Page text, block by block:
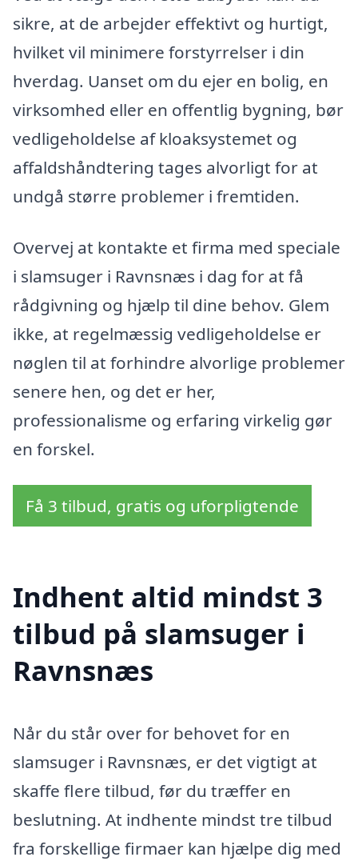
sikre, at de arbejder effektivt og hurtigt,
hvilket vil minimere forstyrrelser i din
hverdag. Uanset om du ejer en bolig, en
virksomhed eller en offentlig bygning, bør
vedligeholdelse af kloaksystemet og
affaldshåndtering tages alvorligt for at
undgå større problemer i fremtiden.
Overvej at kontakte et firma med speciale
i slamsuger i Ravnsnæs i dag for at få
rådgivning og hjælp til dine behov. Glem
ikke, at regelmæssig vedligeholdelse er
nøglen til at forhindre alvorlige problemer
senere hen, og det er her,
professionalisme og erfaring virkelig gør
en forskel.
Få 3 tilbud, gratis og uforpligtende
Indhent altid mindst 3
tilbud på slamsuger i
Ravnsnæs
Når du står over for behovet for en
slamsuger i Ravnsnæs, er det vigtigt at
skaffe flere tilbud, før du træffer en
beslutning. At indhente mindst tre tilbud
fra forskellige firmaer kan hjælpe dig med